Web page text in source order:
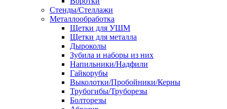
Стенды/Стеллажи
Металлообработка
Щетки для УШМ
Щетки для металла
Дыроколы
Зубила и наборы из них
Напильники/Надфили
Гайкорубы
Выколотки/Пробойники/Керны
Трубогибы/Труборезы
Болторезы